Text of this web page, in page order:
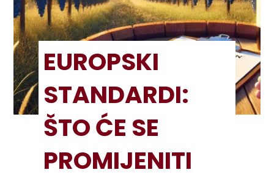
EUROPSKI
STANDARDI:
ŠTO ĆE SE
PROMIJENITI